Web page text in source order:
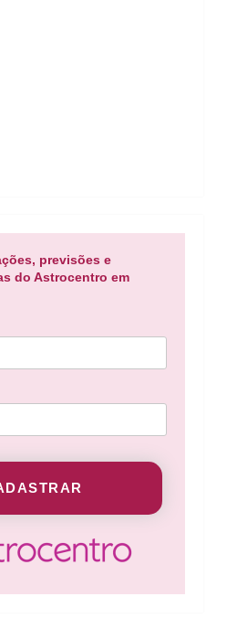
previsões e
do Astrocentro em